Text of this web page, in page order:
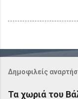
Δημοφιλείς
Τα χωριά του